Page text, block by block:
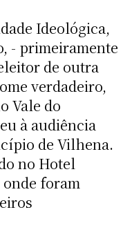
Ideológica,
- primeiramente
de outra
verdadeiro,
Vale do
à audiência
de Vilhena.
no Hotel
foram